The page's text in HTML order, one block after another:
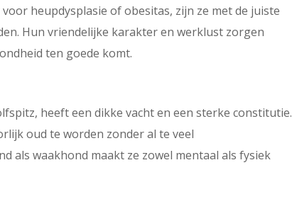
heupdysplasie of obesitas, zijn ze met de juiste
Hun vriendelijke karakter en werklust zorgen
ten goede komt.
heeft een dikke vacht en een sterke constitutie.
oud te worden zonder al te veel
als waakhond maakt ze zowel mentaal als fysiek